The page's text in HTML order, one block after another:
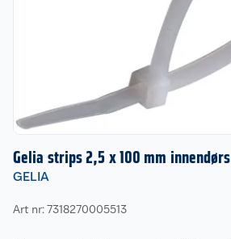
Gelia strips 2,5 x 100 mm innendørs
GELIA
Art nr: 7318270005513